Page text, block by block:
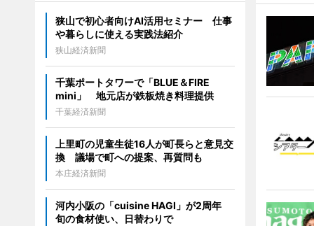
狭山で初心者向けAI活用セミナー 仕事
や暮らしに使える実践法紹介
狭山経済新聞
千葉ポートタワーで「BLUE＆FIRE
mini」 地元店が鉄板焼き料理提供
千葉経済新聞
上里町の児童生徒16人が町長らと意見交
換 議場で町への提案、再質問も
本庄経済新聞
河内小阪の「cuisine HAGI」が2周年
旬の食材使い、日替わりで